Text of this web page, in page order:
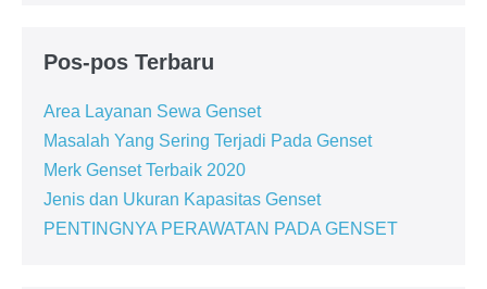
Pos-pos Terbaru
Area Layanan Sewa Genset
Masalah Yang Sering Terjadi Pada Genset
Merk Genset Terbaik 2020
Jenis dan Ukuran Kapasitas Genset
PENTINGNYA PERAWATAN PADA GENSET